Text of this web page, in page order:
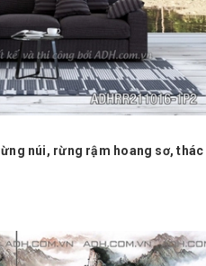
núi, rừng rậm hoang sơ, thác